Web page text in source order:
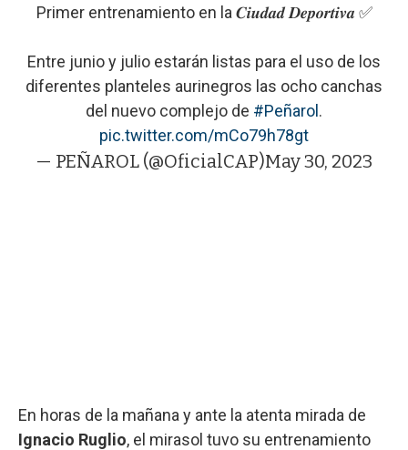
Primer entrenamiento en la 𝑪𝒊𝒖𝒅𝒂𝒅 𝑫𝒆𝒑𝒐𝒓𝒕𝒊𝒗𝒂 ✅
Entre junio y julio estarán listas para el uso de los
diferentes planteles aurinegros las ocho canchas
del nuevo complejo de #Peñarol .
pic.twitter.com/mCo79h78gt
— PEÑAROL (@OficialCAP)May 30, 2023
En horas de la mañana y ante la atenta mirada de
Ignacio Ruglio, el mirasol tuvo su entrenamiento